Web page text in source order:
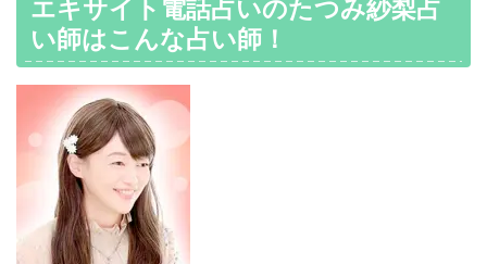
エキサイト電話占いのたつみ紗梨占
い師はこんな占い師！